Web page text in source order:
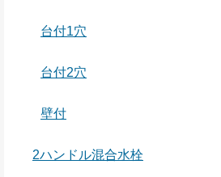
台付1穴
台付2穴
壁付
2ハンドル混合水栓